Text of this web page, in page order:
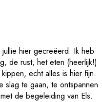
hier gecreëerd. Ik heb
de rust, het eten (heerlijk!)
echt alles is hier fijn.
slag te gaan, te ontspannen
de begeleiding van Els.